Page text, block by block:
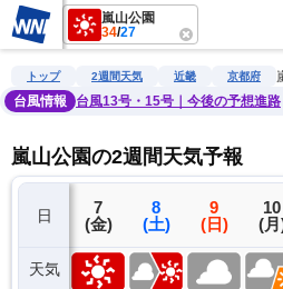
嵐山公園
34/27
雨雲レーダー 台風情報 地震情報
トップ 2週間天気 近畿 京都府
台風情報
台風13号・15号｜今後の予想進路
嵐山公園の2週間天気予報
日
天気
6
(木)
7
(金)
8
(土)
9
(日)
10
(